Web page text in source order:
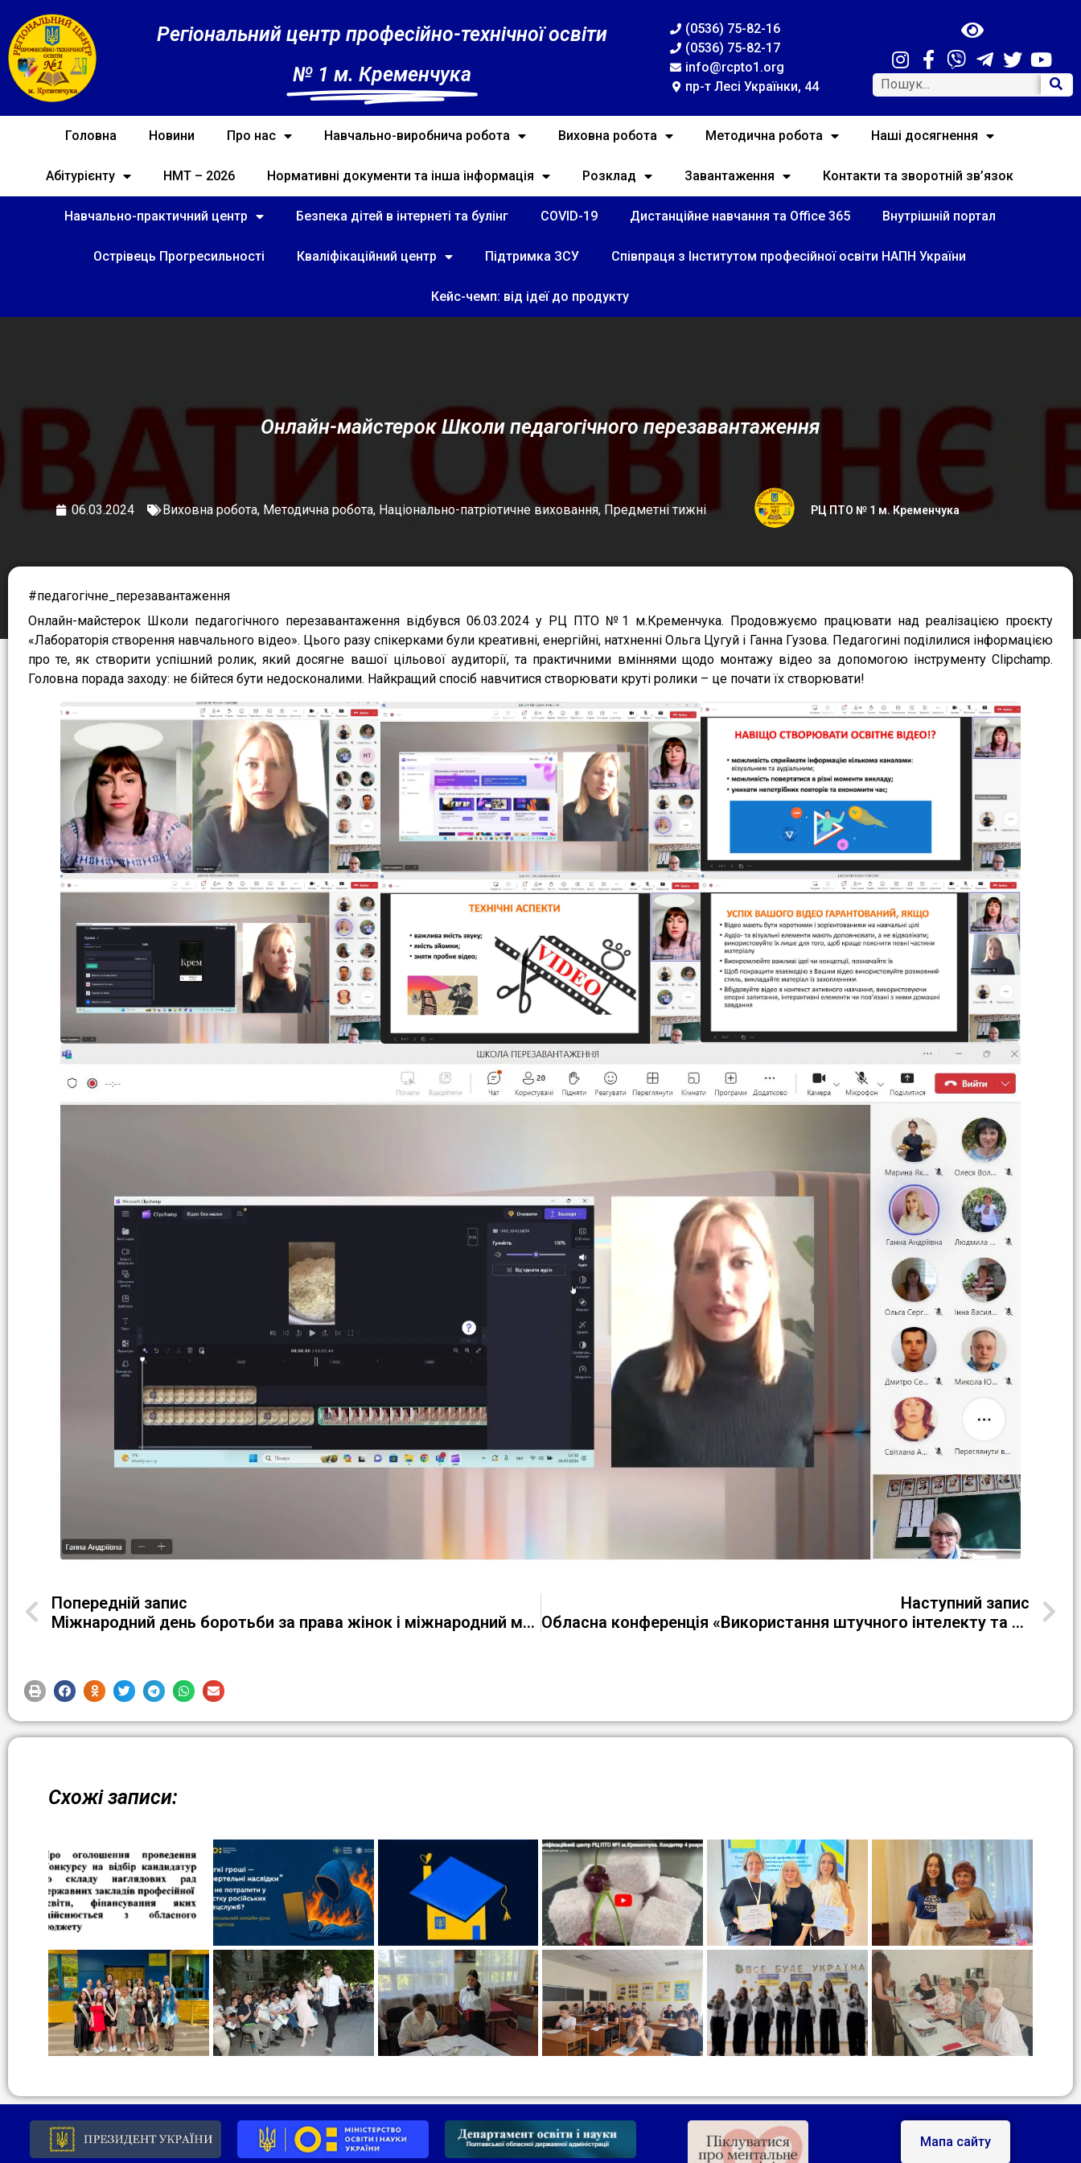
Регіональний центр професійно-технічної освіти
№ 1 м. Кременчука
(0536) 75-82-16
(0536) 75-82-17
info@rcpto1.org
пр-т Лесі Українки, 44
Головна Новини Про нас Навчально-виробнича робота Виховна робота Методична робота Наші досягнення
Абітурієнту НМТ – 2026 Нормативні документи та інша інформація Розклад Завантаження Контакти та зворотній зв’язок
Навчально-практичний центр Безпека дітей в інтернеті та булінг COVID-19 Дистанційне навчання та Office 365 Внутрішній портал
Острівець Прогресильності Кваліфікаційний центр Підтримка ЗСУ Співпраця з Інститутом професійної освіти НАПН України
Кейс-чемп: від ідеї до продукту
Онлайн-майстерок Школи педагогічного перезавантаження
06.03.2024 Виховна робота, Методична робота, Національно-патріотичне виховання, Предметні тижні РЦ ПТО № 1 м. Кременчука
#педагогічне_перезавантаження
Онлайн-майстерок Школи педагогічного перезавантаження відбувся 06.03.2024 у РЦ ПТО №1 м.Кременчука. Продовжуємо працювати над реалізацією проєкту
«Лабораторія створення навчального відео». Цього разу спікерками були креативні, енергійні, натхненні Ольга Цугуй і Ганна Гузова. Педагогині поділилися інформацією
про те, як створити успішний ролик, який досягне вашої цільової аудиторії, та практичними вміннями щодо монтажу відео за допомогою інструменту Clipchamp.
Головна порада заходу: не бійтеся бути недосконалими. Найкращий спосіб навчитися створювати круті ролики – це почати їх створювати!
Попередній запис
Міжнародний день боротьби за права жінок і міжнародний мир
Наступний запис
Обласна конференція «Використання штучного інтелекту та технологій доповненої реальності у світі»
Схожі записи:
Мапа сайту